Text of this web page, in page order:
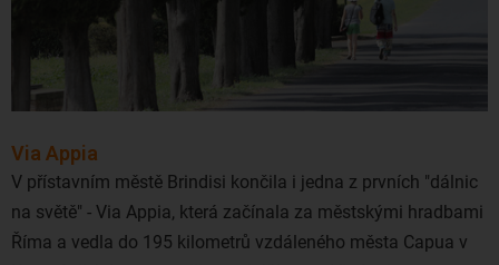
Brindisi není v našich končinách příliš známou lokalitou.
Avšak nová linka letecké společnosti Laudamotion (
otevřela nové možnosti i Čechům, kteří mohou na jih Itálie
nejčastěji rezervujete z Vídně a
Via Appia
V přístavním městě Brindisi končila i jedna z prvních "dálnic
na světě" - Via Appia, která začínala za městskými hradbami
Říma a vedla do 195 kilometrů vzdáleného města Capua v